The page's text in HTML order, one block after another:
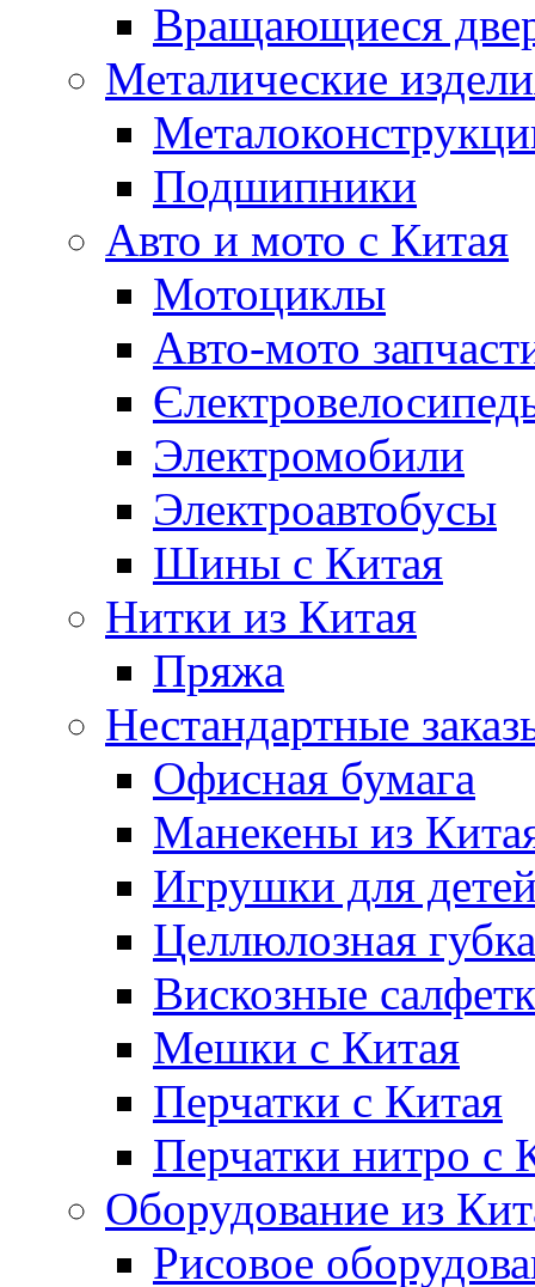
Вращающиеся
Металические
Подшипники
Авто и мото с Китая
Мотоциклы
Авто-мото
Электромобили
Электроавтобусы
Шины с Китая
Нитки из Китая
Пряжа
Нестандартные
Офисная бумага
Манекены из
Игрушки для
Целлюлозная губка
Вискозные
Мешки с Китая
Перчатки с Китая
Перчатки нитро с
Оборудование из
Рисовое